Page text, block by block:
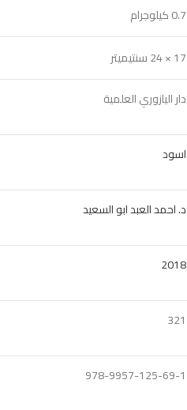
0.7 كيلوجرام
17 × 24 سنتيميتر
دار اليازوري العلمية
اسود
د. احمد العبد ابو السعيد
2018
321
978-9957-125-69-1